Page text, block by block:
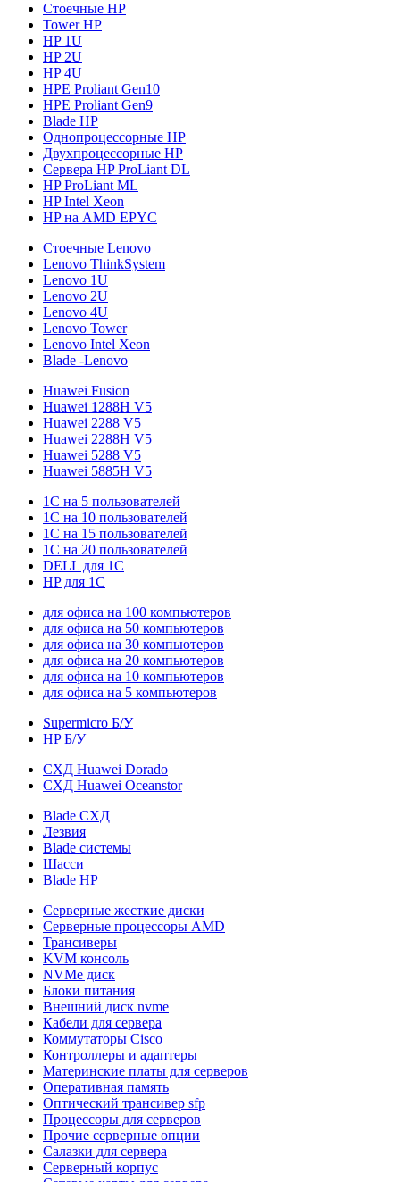
Стоечные HP
Tower HP
HP 1U
HP 2U
HP 4U
HPE Proliant Gen10
HPE Proliant Gen9
Blade HP
Однопроцессорные HP
Двухпроцессорные HP
Сервера HP ProLiant DL
HP ProLiant ML
HP Intel Xeon
HP на AMD EPYC
Стоечные Lenovo
Lenovo ThinkSystem
Lenovo 1U
Lenovo 2U
Lenovo 4U
Lenovo Tower
Lenovo Intel Xeon
Blade -Lenovo
Huawei Fusion
Huawei 1288H V5
Huawei 2288 V5
Huawei 2288H V5
Huawei 5288 V5
Huawei 5885H V5
1С на 5 пользователей
1С на 10 пользователей
1С на 15 пользователей
1С на 20 пользователей
DELL для 1С
HP для 1С
для офиса на 100 компьютеров
для офиса на 50 компьютеров
для офиса на 30 компьютеров
для офиса на 20 компьютеров
для офиса на 10 компьютеров
для офиса на 5 компьютеров
Supermicro Б/У
HP Б/У
СХД Huawei Dorado
СХД Huawei Oceanstor
Blade СХД
Лезвия
Blade системы
Шасси
Blade HP
Серверные жесткие диски
Серверные процессоры AMD
Трансиверы
KVM консоль
NVMe диск
Блоки питания
Внешний диск nvme
Кабели для сервера
Коммутаторы Cisco
Контроллеры и адаптеры
Материнские платы для серверов
Оперативная память
Оптический трансивер sfp
Процессоры для серверов
Прочие серверные опции
Салазки для сервера
Серверный корпус